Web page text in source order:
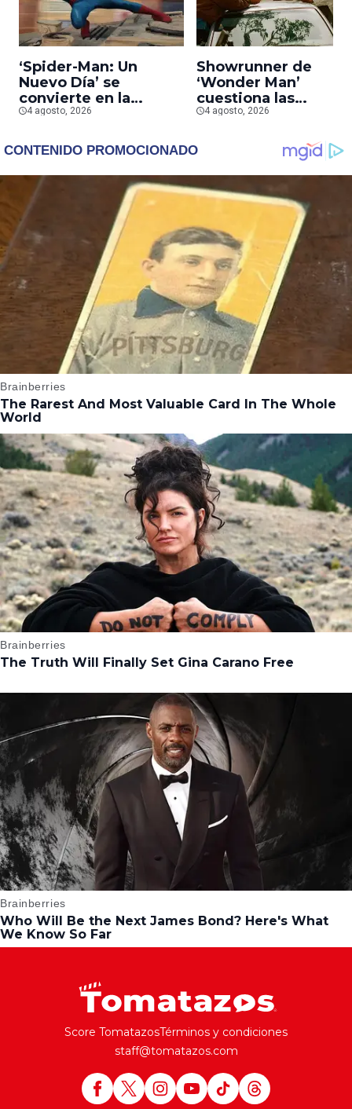
‘Spider-Man: Un
Nuevo Día’ se
convierte en la
segunda película que
los mil millones en
4 agosto, 2026
Showrunner de
‘Wonder Man’
cuestiona las
prioridades de
la serie
4 agosto, 2026
Score TomatazosTérminos y condiciones
staff@tomatazos.com